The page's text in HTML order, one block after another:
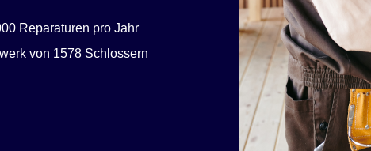
Reparaturen pro Jahr
von 1578 Schlossern